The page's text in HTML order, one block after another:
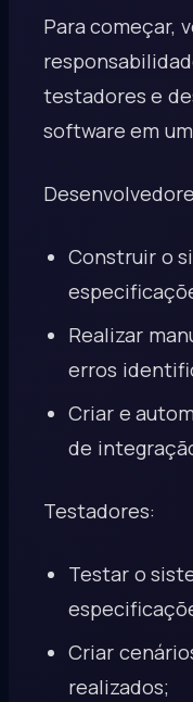
Para começar,
testadores e
software em
Construir o
Realizar
erros
Criar e
de
Testadores:
Testar o
Criar
realizados;